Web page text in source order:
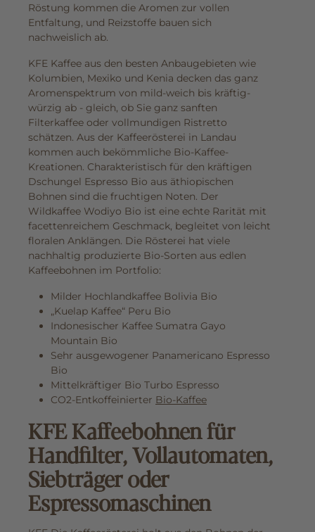
Röstung kommen die Aromen zur vollen
Entfaltung, und Reizstoffe bauen sich
nachweislich ab.
KFE Kaffee aus den besten Anbaugebieten wie
Kolumbien, Mexiko und Kenia decken das ganz
Aromenspektrum von mild-weich bis kräftig-
würzig ab - gleich, ob Sie ganz sanften
Filterkaffee oder vollmundigen Ristretto
schätzen. Aus der Kaffeerösterei in Landau
kommen auch bekömmliche Bio-Kaffee-
Kreationen. Charakteristisch für den kräftigen
Dschungel Espresso Bio aus äthiopischen
Bohnen sind die fruchtigen Noten. Der
Wildkaffee Wodiyo Bio ist eine echte Rarität mit
facettenreichem Geschmack, begleitet von leicht
floralen Anklängen. Die Rösterei hat viele
nachhaltig produzierte Bio-Sorten aus edlen
Kaffeebohnen im Portfolio:
Milder Hochlandkaffee Bolivia Bio
„Kuelap Kaffee“ Peru Bio
Indonesischer Kaffee Sumatra Gayo
Mountain Bio
Sehr ausgewogener Panamericano Espresso
Bio
Mittelkräftiger Bio Turbo Espresso
CO2-Entkoffeinierter Bio-Kaffee
KFE Kaffeebohnen für
Handfilter, Vollautomaten,
Siebträger oder
Espressomaschinen